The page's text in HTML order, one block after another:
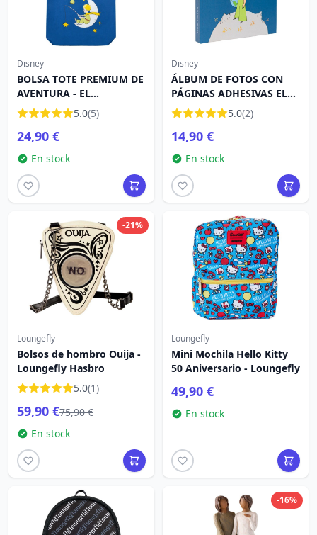
Disney
BOLSA TOTE PREMIUM DE
AVENTURA - EL
PRINCIPETI 5.0(5)
24,90 €
En stock
Disney
ÁLBUM DE FOTOS CON
PÁGINAS ADHESIVAS EL
PRINCIPETI 5.0(2)
14,90 €
En stock
-21%
Loungefly
Bolsos de hombro Ouija -
Loungefly Hasbro
5.0(1)
59,90 €75,90 €
En stock
Loungefly
Mini Mochila Hello Kitty
50 Aniversario - Loungefly
49,90 €
En stock
-16%